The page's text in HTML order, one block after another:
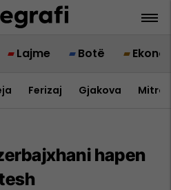
Lajme Botë
Ferizaj Gjakova
hapen